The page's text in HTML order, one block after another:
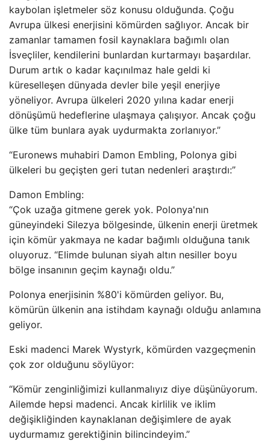
kaybolan işletmeler söz konusu olduğunda. Çoğu
Avrupa ülkesi enerjisini kömürden sağlıyor. Ancak bir
zamanlar tamamen fosil kaynaklara bağımlı olan
İsveçliler, kendilerini bunlardan kurtarmayı başardılar.
Durum artık o kadar kaçınılmaz hale geldi ki
küreselleşen dünyada devler bile yeşil enerjiye
yöneliyor. Avrupa ülkeleri 2020 yılına kadar enerji
dönüşümü hedeflerine ulaşmaya çalışıyor. Ancak çoğu
ülke tüm bunlara ayak uydurmakta zorlanıyor.”
“Euronews muhabiri Damon Embling, Polonya gibi
ülkeleri bu geçişten geri tutan nedenleri araştırdı:”
Damon Embling:
“Çok uzağa gitmene gerek yok. Polonya'nın
güneyindeki Silezya bölgesinde, ülkenin enerji üretmek
için kömür yakmaya ne kadar bağımlı olduğuna tanık
oluyoruz. “Elimde bulunan siyah altın nesiller boyu
bölge insanının geçim kaynağı oldu.”
Polonya enerjisinin %80'i kömürden geliyor. Bu,
kömürün ülkenin ana istihdam kaynağı olduğu anlamına
geliyor.
Eski madenci Marek Wystyrk, kömürden vazgeçmenin
çok zor olduğunu söylüyor:
“Kömür zenginliğimizi kullanmalıyız diye düşünüyorum.
Ailemde hepsi madenci. Ancak kirlilik ve iklim
değişikliğinden kaynaklanan değişimlere de ayak
uydurmamız gerektiğinin bilincindeyim.”